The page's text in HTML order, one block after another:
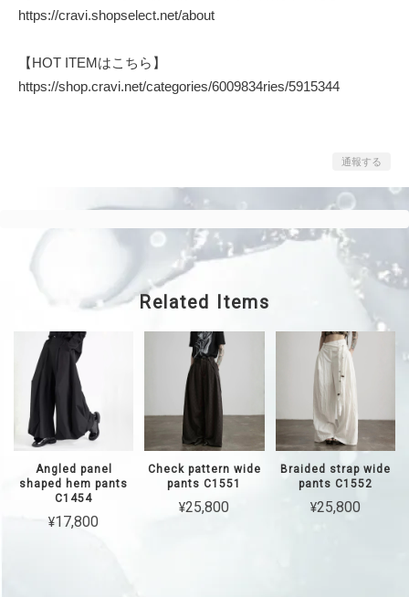
https://cravi.shopselect.net/about
【HOT ITEMはこちら】
https://shop.cravi.net/categories/6009834ries/5915344
通報する
Related Items
Angled panel
shaped hem pants
C1454
¥17,800
Check pattern wide
pants C1551
¥25,800
Braided strap wide
pants C1552
¥25,800